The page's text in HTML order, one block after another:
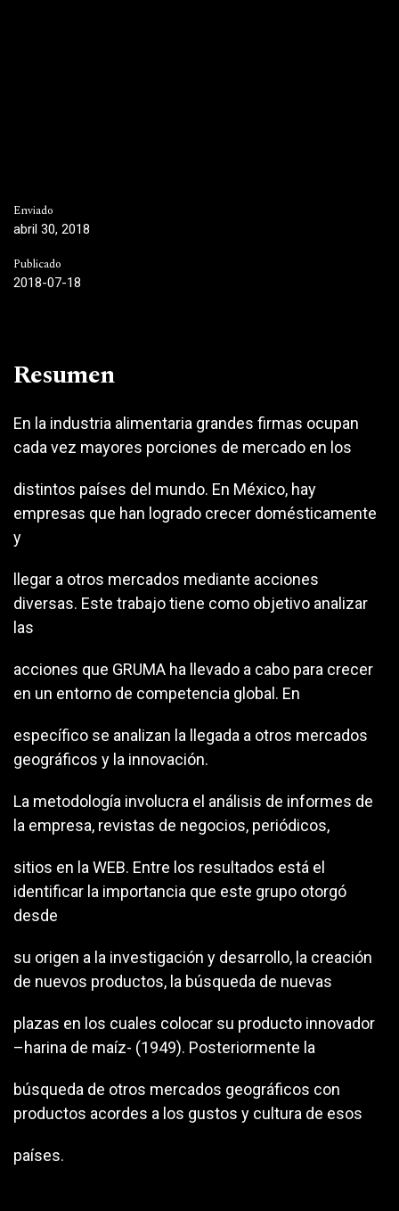
Enviado
abril 30, 2018
Publicado
2018-07-18
Resumen
En la industria alimentaria grandes firmas ocupan
cada vez mayores porciones de mercado en los
distintos países del mundo. En México, hay
empresas que han logrado crecer domésticamente
y
llegar a otros mercados mediante acciones
diversas. Este trabajo tiene como objetivo analizar
las
acciones que GRUMA ha llevado a cabo para crecer
en un entorno de competencia global. En
específico se analizan la llegada a otros mercados
geográficos y la innovación.
La metodología involucra el análisis de informes de
la empresa, revistas de negocios, periódicos,
sitios en la WEB. Entre los resultados está el
identificar la importancia que este grupo otorgó
desde
su origen a la investigación y desarrollo, la creación
de nuevos productos, la búsqueda de nuevas
plazas en los cuales colocar su producto innovador
–harina de maíz- (1949). Posteriormente la
búsqueda de otros mercados geográficos con
productos acordes a los gustos y cultura de esos
países.